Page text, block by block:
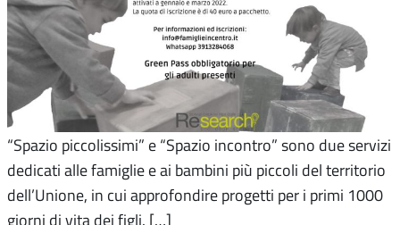
“Spazio piccolissimi” e “Spazio incontro” sono due servizi
dedicati alle famiglie e ai bambini più piccoli del territorio
dell’Unione, in cui approfondire progetti per i primi 1000
giorni di vita dei figli. […]